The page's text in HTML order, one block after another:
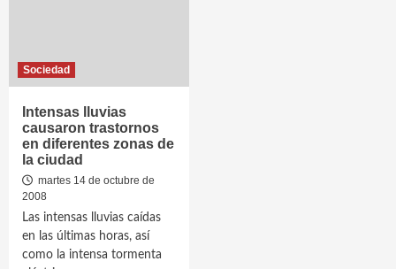
Sociedad
Intensas lluvias
causaron trastornos
en diferentes zonas de
la ciudad
martes 14 de octubre de
2008
Las intensas lluvias caídas
en las últimas horas, así
como la intensa tormenta